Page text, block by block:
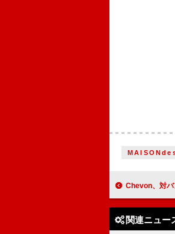
Chevon、対バンツア
関連ニュー